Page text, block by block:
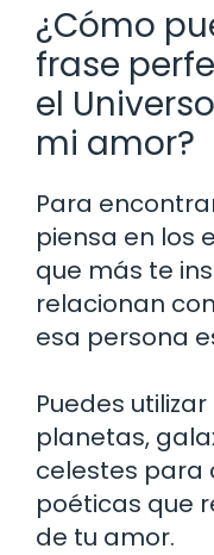
¿Cómo
frase
el
mi amor?
Para
piensa en los
que más te
relacionan
esa persona
Puedes
planetas,
celestes para
poéticas que
de tu amor.